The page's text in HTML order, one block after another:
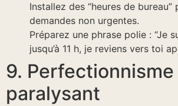
Installez des “heures de bureau”
demandes non urgentes.
Préparez une phrase polie : “Je
jusqu’à 11 h, je reviens vers toi
9. Perfectionnisme
paralysant